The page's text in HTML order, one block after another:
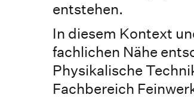
entstehen.
In diesem Kontext
fachlichen Nähe
Physikalische
Fachbereich